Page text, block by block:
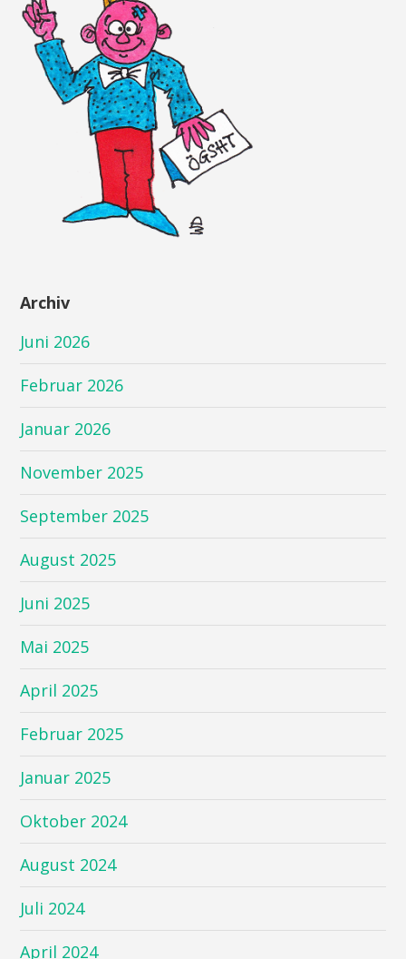
Archiv
Juni 2026
Februar 2026
Januar 2026
November 2025
September 2025
August 2025
Juni 2025
Mai 2025
April 2025
Februar 2025
Januar 2025
Oktober 2024
August 2024
Juli 2024
April 2024